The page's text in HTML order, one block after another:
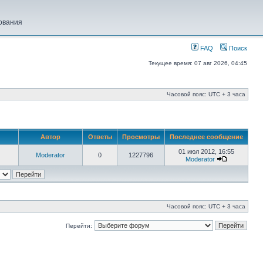
FAQ Поиск
Текущее время: 07 авг 2026, 04:45
Часовой пояс: UTC + 3 часа
Автор Ответы Просмотры Последнее сообщение
Moderator 0 1227796
01 июл 2012, 16:55
Moderator
Часовой пояс: UTC + 3 часа
Перейти: